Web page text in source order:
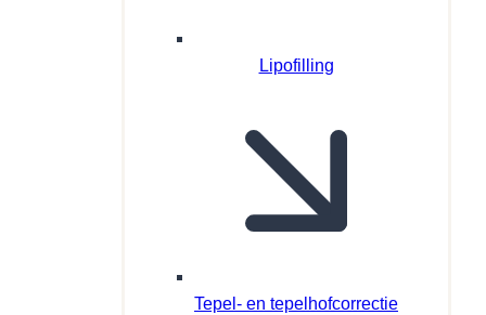
Lipofilling
Tepel- en tepelhofcorrectie